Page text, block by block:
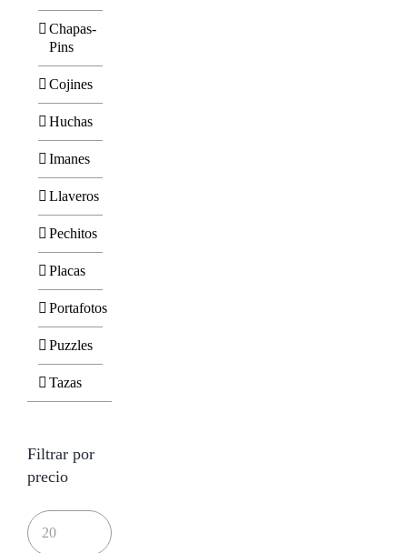
Chapas-
Pins
Cojines
Huchas
Imanes
Llaveros
Pechitos
Placas
Portafotos
Puzzles
Tazas
Filtrar por
precio
Precio
mínimo